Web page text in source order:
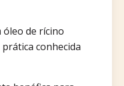
óleo de rícino
conhecida